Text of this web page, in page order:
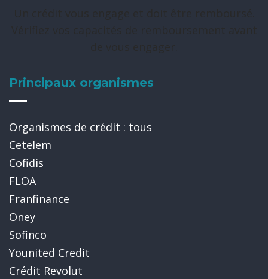
Principaux organismes
Organismes de crédit : tous
Cetelem
Cofidis
FLOA
Franfinance
Oney
Sofinco
Younited Credit
Crédit Revolut